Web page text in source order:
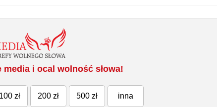
media i ocal wolność słowa!
100 zł 200 zł 500 zł inna